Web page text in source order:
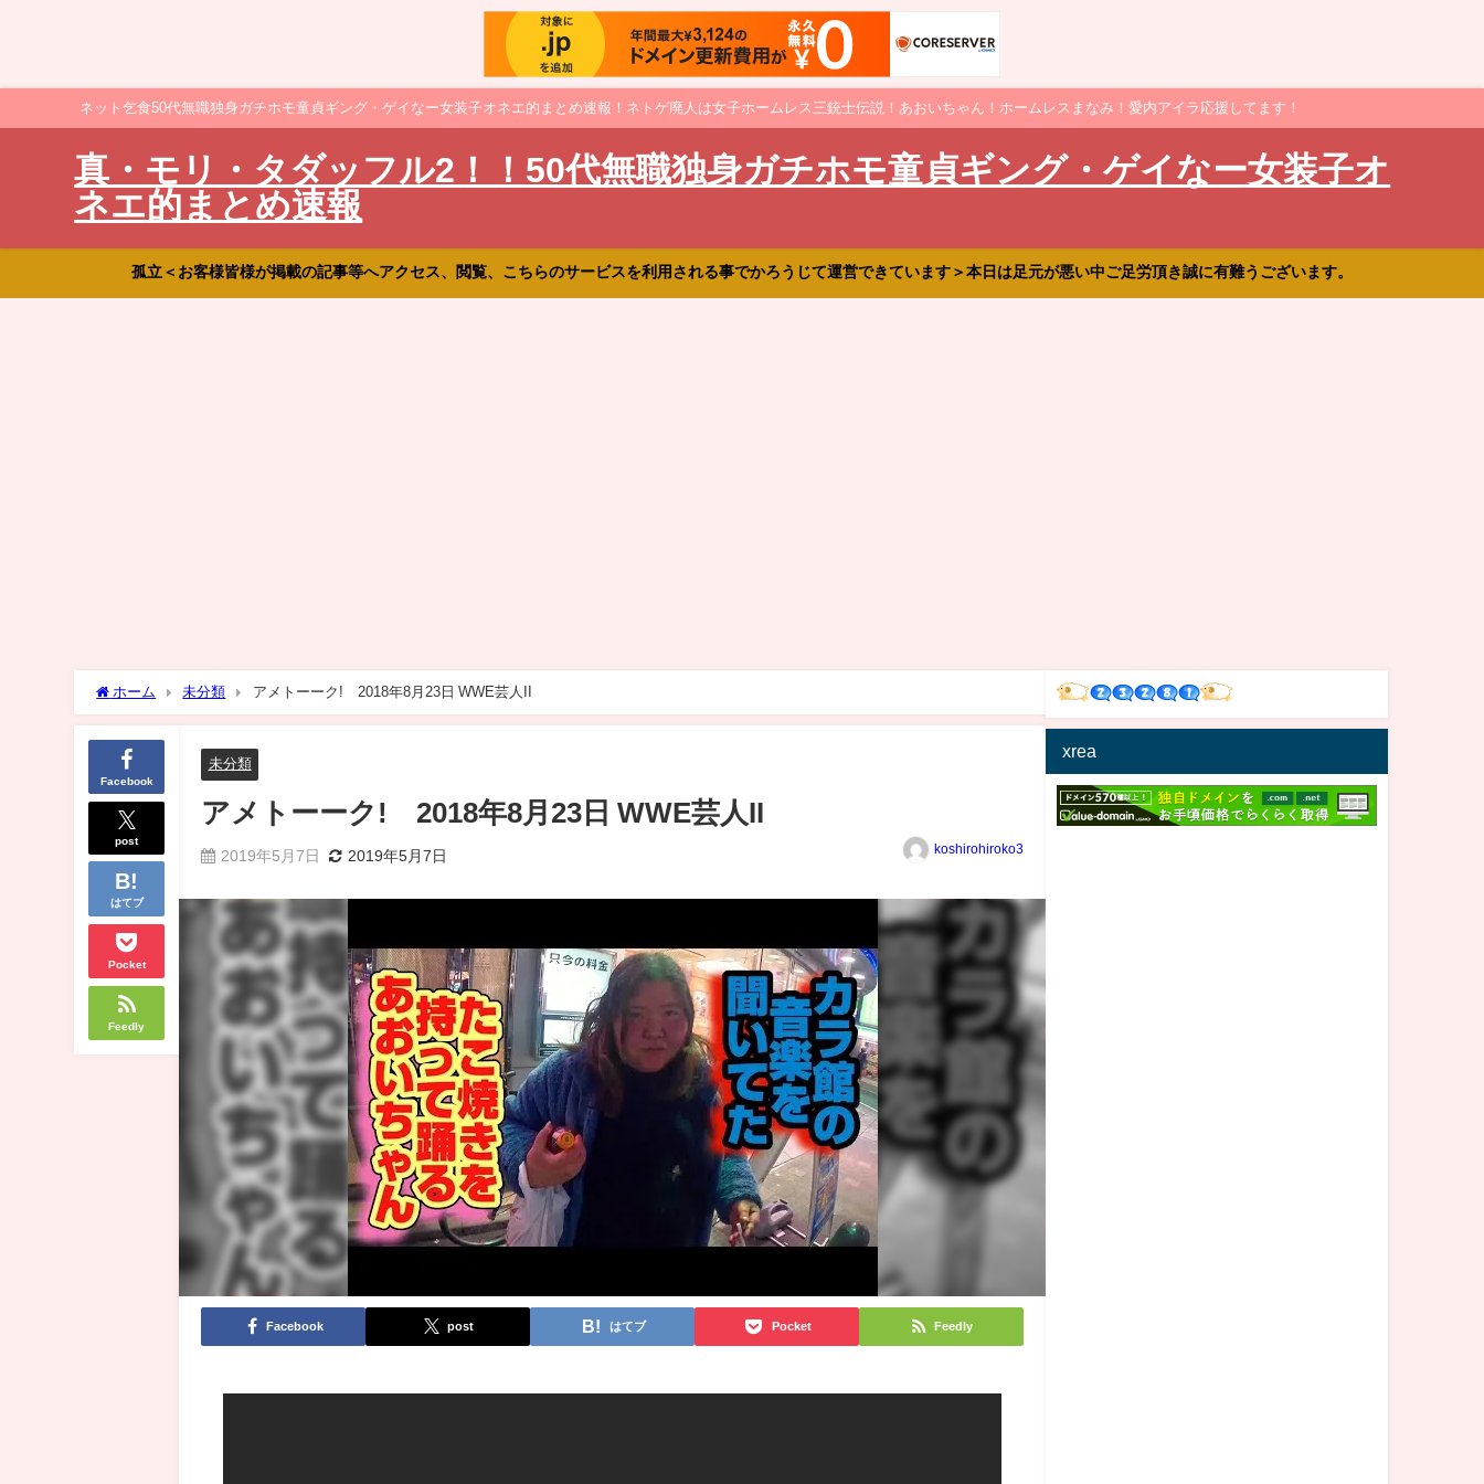
ネット乞食50代無職独身ガチホモ童貞ギング・ゲイなー女装子オネエ的まとめ速報！ネトゲ廃人は女子ホームレス三銃士伝説！あおいちゃん！ホームレスまなみ！愛内アイラ応援してます！
真・モリ・タダッフル2！！50代無職独身ガチホモ童貞ギング・ゲイなー女装子オ
ネエ的まとめ速報
孤立＜お客様皆様が掲載の記事等へアクセス、閲覧、こちらのサービスを利用される事でかろうじて運営できています＞本日は足元が悪い中ご足労頂き誠に有難うございます。
ホーム 未分類 アメトーーク! 2018年8月23日 WWE芸人II
Facebook
post
はてブ
Pocket
Feedly
未分類
アメトーーク! 2018年8月23日 WWE芸人II
2019年5月7日 2019年5月7日 koshirohiroko3
Facebook post はてブ Pocket Feedly
xrea